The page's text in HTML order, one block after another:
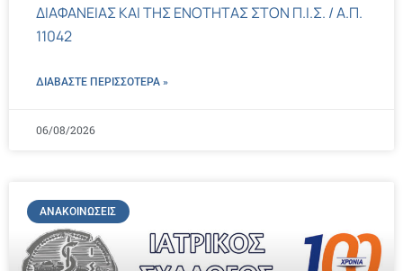
ΔΙΑΦΑΝΕΙΑΣ ΚΑΙ ΤΗΣ ΕΝΟΤΗΤΑΣ ΣΤΟΝ Π.Ι.Σ. / Α.Π.
11042
ΔΙΑΒΑΣΤΕ ΠΕΡΙΣΣΌΤΕΡΑ »
06/08/2026
ΑΝΑΚΟΙΝΏΣΕΙΣ